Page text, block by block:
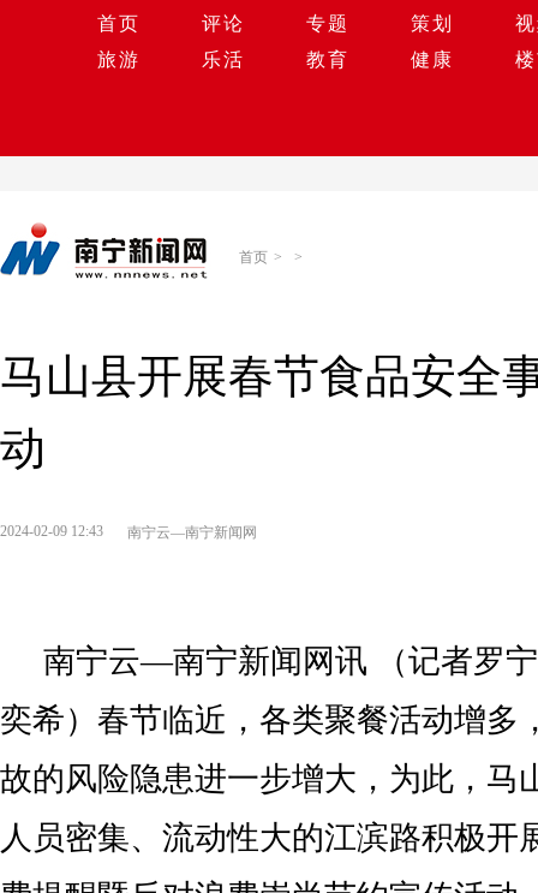
首页 评论 专题 策划
旅游
乐活 教育 健康
首页 > >
马山县开展春节食品安全
动
2024-02-09 12:43 南宁云—南宁新闻网
南宁云—南宁新闻网讯 （记者罗
奕希）春节临近，各类聚餐活动增多
故的风险隐患进一步增大，为此，马
人员密集、流动性大的江滨路积极开